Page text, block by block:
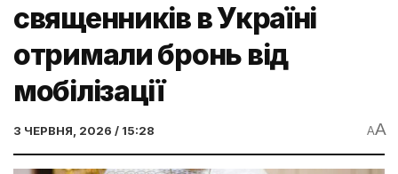
священників в Україні
отримали бронь від
мобілізації
3 ЧЕРВНЯ, 2026 / 15:28 AA